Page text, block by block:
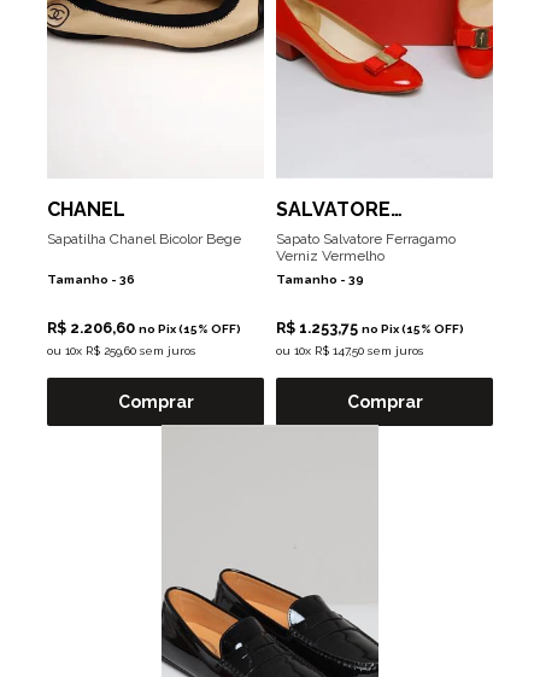
CHANEL
Sapatilha Chanel Bicolor Bege
Tamanho - 36
R$ 2.206,60 no Pix (15% OFF)
ou 10x R$ 259,60 sem juros
Comprar
SALVATORE
FERRAGAMO
Sapato Salvatore Ferragamo
Verniz Vermelho
Tamanho - 39
R$ 1.253,75 no Pix (15% OFF)
ou 10x R$ 147,50 sem juros
Comprar